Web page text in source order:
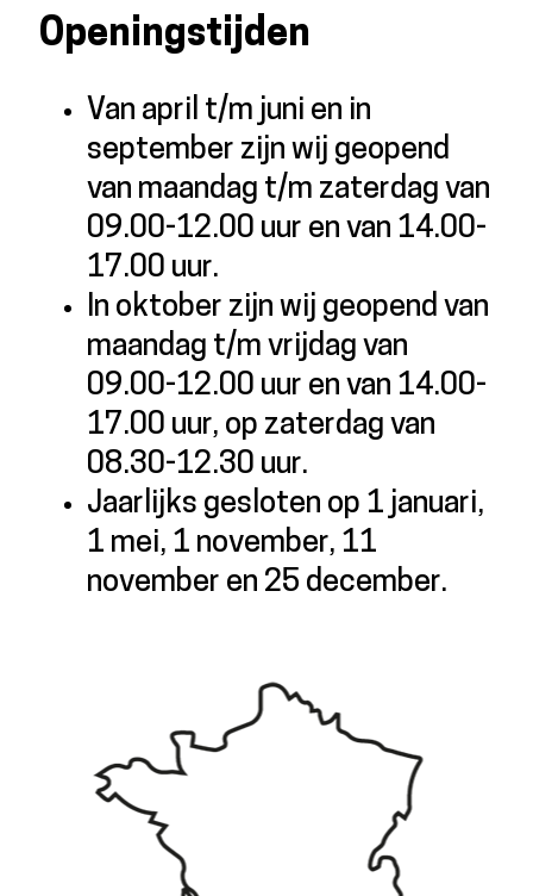
Openingstijden
Van april t/m juni en in
september zijn wij geopend
van maandag t/m zaterdag van
09.00-12.00 uur en van 14.00-
17.00 uur.
In oktober zijn wij geopend van
maandag t/m vrijdag van
09.00-12.00 uur en van 14.00-
17.00 uur, op zaterdag van
08.30-12.30 uur.
Jaarlijks gesloten op 1 januari,
1 mei, 1 november, 11
november en 25 december.